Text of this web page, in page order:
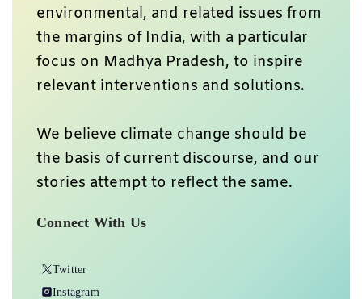
environmental, and related issues from
the margins of India, with a particular
focus on Madhya Pradesh, to inspire
relevant interventions and solutions.
We believe climate change should be
the basis of current discourse, and our
stories attempt to reflect the same.
Connect With Us
Twitter
Instagram